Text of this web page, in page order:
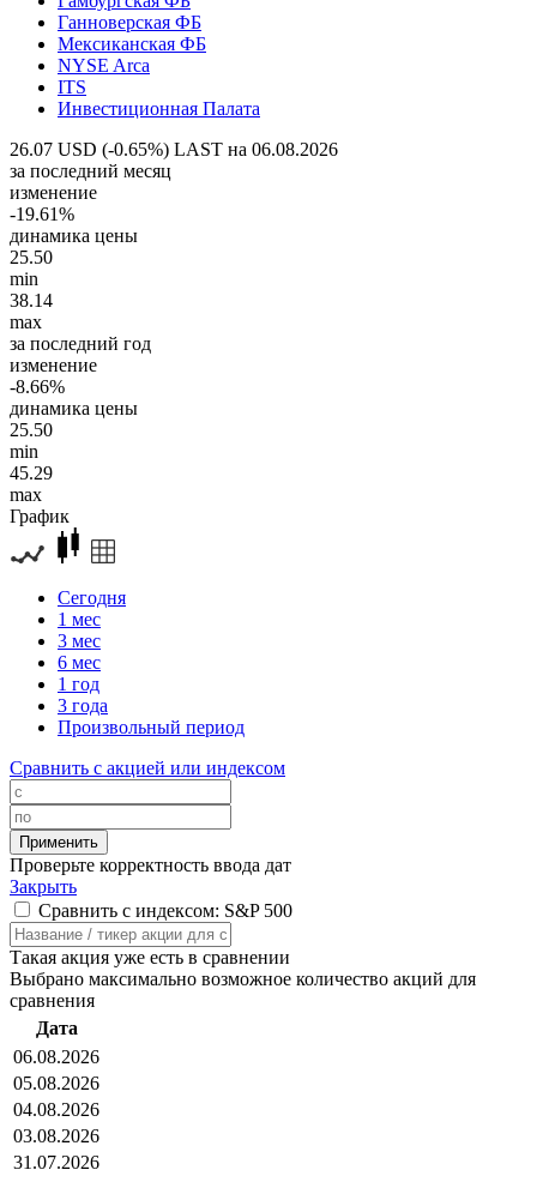
Ганноверская ФБ
Мексиканская ФБ
NYSE Arca
ITS
Инвестиционная Палата
26.07 USD (-0.65%) LAST на 06.08.2026
за последний месяц
изменение
-19.61%
динамика цены
25.50
min
38.14
max
за последний год
изменение
-8.66%
динамика цены
25.50
min
45.29
max
График
Сегодня
1 мес
3 мес
6 мес
1 год
3 года
Произвольный период
Сравнить с акцией или индексом
Проверьте корректность ввода дат
Закрыть
Сравнить с индексом: S&P 500
Такая акция уже есть в сравнении
Выбрано максимально возможное количество акций для
сравнения
Дата
06.08.2026
05.08.2026
04.08.2026
03.08.2026
31.07.2026